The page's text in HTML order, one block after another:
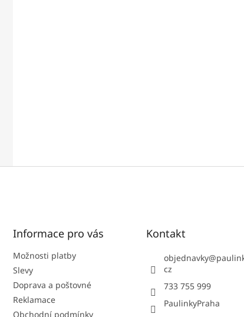
Informace pro vás
Možnosti platby
Slevy
Doprava a poštovné
Reklamace
Obchodní podmínky
Kontakt
objednavky@
cz
733 755 999
PaulinkyPraha